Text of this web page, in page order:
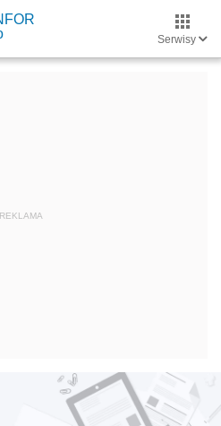
Serwisy